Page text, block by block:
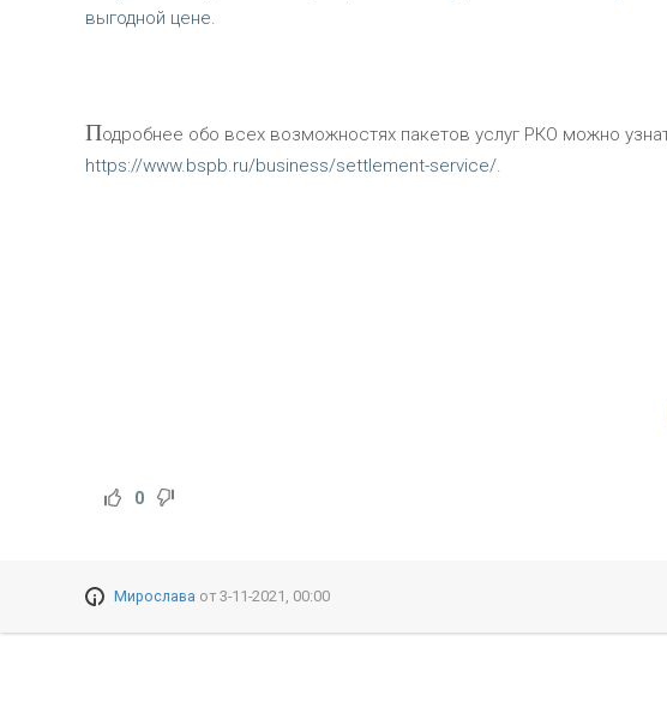
выгодной цене.
Подробнее обо всех возможностях пакетов услуг РКО можно
https://www.bspb.ru/business/settlement-service/.
0
Мирослава от 3-11-2021, 00:00